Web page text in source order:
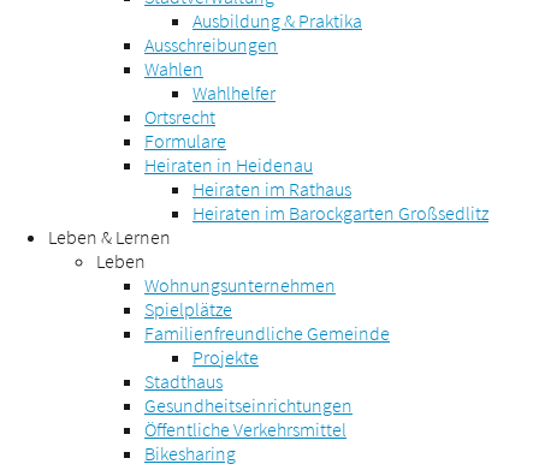
Ausbildung & Praktika
Ausschreibungen
Wahlen
Wahlhelfer
Ortsrecht
Formulare
Heiraten in Heidenau
Heiraten im Rathaus
Heiraten im Barockgarten Großsedlitz
Leben & Lernen
Leben
Wohnungsunternehmen
Spielplätze
Familienfreundliche Gemeinde
Projekte
Stadthaus
Gesundheitseinrichtungen
Öffentliche Verkehrsmittel
Bikesharing